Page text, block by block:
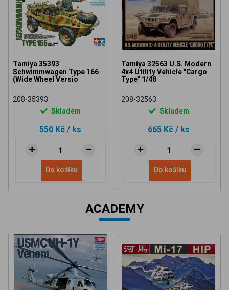
Tamiya 35393
Schwimmwagen Type 166
(Wide Wheel Versio
208-35393
Skladem
550 Kč / ks
Do košíku
Tamiya 32563 U.S. Modern
4x4 Utility Vehicle "Cargo
Type" 1/48
208-32563
Skladem
665 Kč / ks
Do košíku
ACADEMY